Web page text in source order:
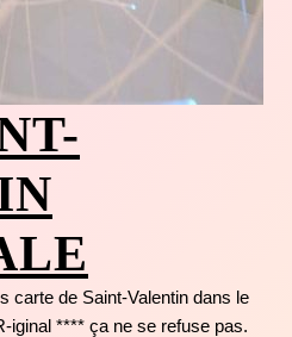
carte de Saint-Valentin dans le
iginal **** ça ne se refuse pas.